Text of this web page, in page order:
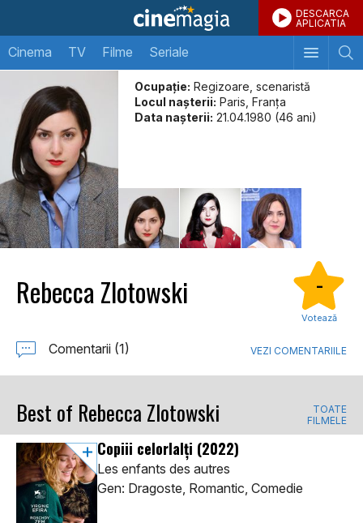
DESCARCA
APLICATIA
Cinema TV Filme Seriale
Ocupație: Regizoare, scenaristă
Locul naşterii: Paris, Franța
Data naşterii: 21.04.1980 (46 ani)
Rebecca Zlotowski -
Votează
Comentarii (1) VEZI COMENTARIILE
Best of Rebecca Zlotowski
TOATE
FILMELE
Copiii celorlalți (2022)
Les enfants des autres
Gen: Dragoste, Romantic, Comedie